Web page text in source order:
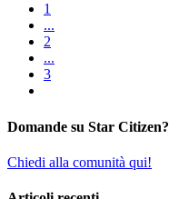
1
...
2
...
3
Domande su Star Citizen?
Chiedi alla comunità qui!